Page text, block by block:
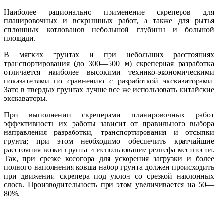
Наиболее рационально применение скреперов для
планировочных и вскрышных работ, а также для рытья
сплошных котлованов небольшой глубины и большой
площади.
В мягких грунтах и при небольших расстояниях
транспортирования (до 300—500 м) скреперная разработка
отличается наиболее высокими технико-экономическими
показателями по сравнению с разработкой экскаваторами.
Зато в твердых грунтах лучше все же использовать китайские
экскаваторы.
При выполнении скреперами планировочных работ
эффективность их работы зависит от правильного выбора
направления разработки, транспортирования и отсыпки
грунта; при этом необходимо обеспечить кратчайшие
расстояния возки грунта и использование рельефа местности.
Так, при срезке косогора для ускорения загрузки и более
полного наполнения ковша набор грунта должен происходить
при движении скрепера под уклон со срезкой наклонных
слоев. Производительность при этом увеличивается на 50—
80%.